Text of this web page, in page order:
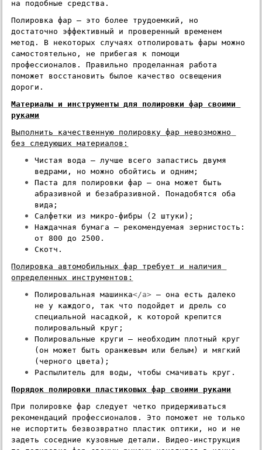
на подобные средства.
Полировка фар – это более трудоемкий, но
достаточно эффективный и проверенный временем
метод. В некоторых случаях отполировать фары можно
самостоятельно, не прибегая к помощи
профессионалов. Правильно проделанная работа
поможет восстановить былое качество освещения
дороги.
Материалы и инструменты для полировки фар своими
руками
Выполнить качественную полировку фар невозможно
без следующих материалов:
Чистая вода – лучше всего запастись двумя
ведрами, но можно обойтись и одним;
Паста для полировки фар – она может быть
абразивной и безабразивной. Понадобятся оба
вида;
Салфетки из микро-фибры (2 штуки);
Наждачная бумага – рекомендуемая зернистость:
от 800 до 2500.
Скотч.
Полировка автомобильных фар требует и наличия
определенных инструментов:
Полировальная машинка</a> – она есть далеко
не у каждого, так что подойдет и дрель со
специальной насадкой, к которой крепится
полировальный круг;
Полировальные круги – необходим плотный круг
(он может быть оранжевым или белым) и мягкий
(черного цвета);
Распылитель для воды, чтобы смачивать круг.
Порядок полировки пластиковых фар своими руками
При полировке фар следует четко придерживаться
рекомендаций профессионалов. Это поможет не только
не испортить безвозвратно пластик оптики, но и не
задеть соседние кузовные детали. Видео-инструкция